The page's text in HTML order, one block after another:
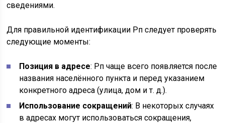
сведениями.
Для правильной идентификации Рп следует проверять
следующие моменты:
Позиция в адресе: Рп чаще всего появляется после
названия населённого пункта и перед указанием
конкретного адреса (улица, дом и т. д.).
Использование сокращений: В некоторых случаях
в адресах могут использоваться сокращения,